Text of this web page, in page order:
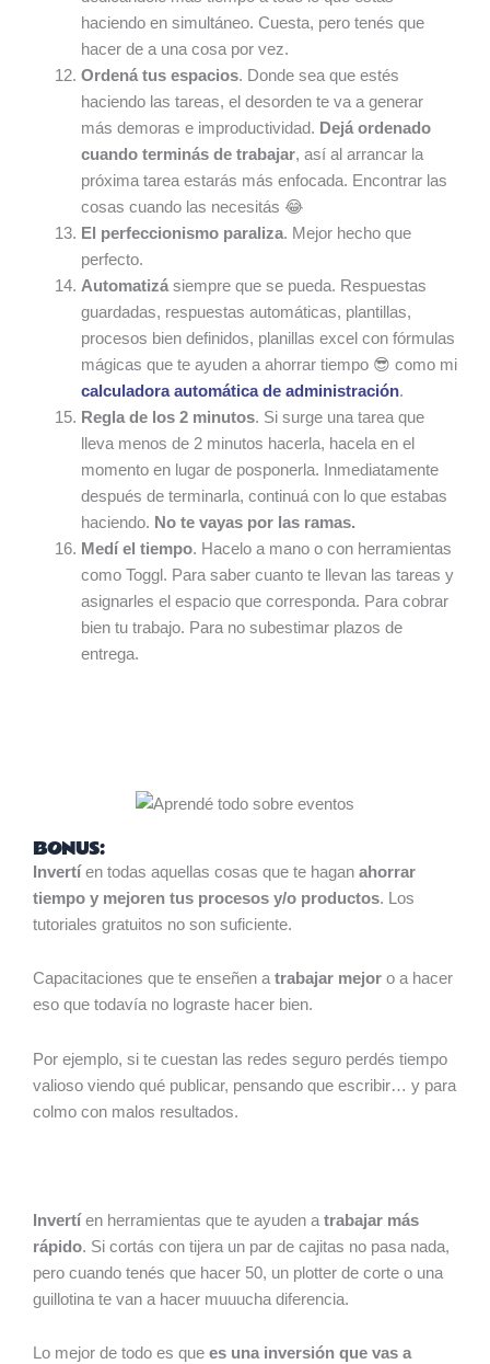
haciendo en simultáneo. Cuesta, pero tenés que
hacer de a una cosa por vez.
Ordená tus espacios. Donde sea que estés
haciendo las tareas, el desorden te va a generar
más demoras e improductividad. Dejá ordenado
cuando terminás de trabajar, así al arrancar la
próxima tarea estarás más enfocada. Encontrar las
cosas cuando las necesitás 😂
El perfeccionismo paraliza. Mejor hecho que
perfecto.
Automatizásiempre que se pueda. Respuestas
guardadas, respuestas automáticas, plantillas,
procesos bien definidos, planillas excel con fórmulas
mágicas que te ayuden a ahorrar tiempo 😎 como mi
calculadora automática de administración.
Regla de los 2 minutos. Si surge una tarea que
lleva menos de 2 minutos hacerla, hacela en el
momento en lugar de posponerla. Inmediatamente
después de terminarla, continuá con lo que estabas
haciendo. No te vayas por las ramas.
Medí el tiempo. Hacelo a mano o con herramientas
como Toggl. Para saber cuanto te llevan las tareas y
asignarles el espacio que corresponda. Para cobrar
bien tu trabajo. Para no subestimar plazos de
entrega.
BONUS:
Invertíen todas aquellas cosas que te hagan ahorrar
tiempo y mejoren tus procesos y/o productos. Los
tutoriales gratuitos no son suficiente.
Capacitaciones que te enseñen a trabajar mejor o a hacer
eso que todavía no lograste hacer bien.
Por ejemplo, si te cuestan las redes seguro perdés tiempo
valioso viendo qué publicar, pensando que escribir… y para
colmo con malos resultados.
Invertí en herramientas que te ayuden a trabajar más
rápido. Si cortás con tijera un par de cajitas no pasa nada,
pero cuando tenés que hacer 50, un plotter de corte o una
guillotina te van a hacer muuucha diferencia.
Lo mejor de todo es que es una inversión que vas a